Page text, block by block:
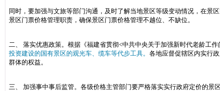
同时，要加强与文旅等部门沟通，及时了解当地景区等级变动情况，在景
景区门票价格管理职责，确保景区门票价格管理不越位、不缺位。
二、 落实优惠政策。根据《福建省贯彻<中共中央关于加强新时代老龄工
投资建设的国有景区的观光车、缆车等代步工具。 各地应督促辖区内实行
群体的权益。
三、 加强事中事后监管。各级价格主管部门要严格落实实行政府定价的